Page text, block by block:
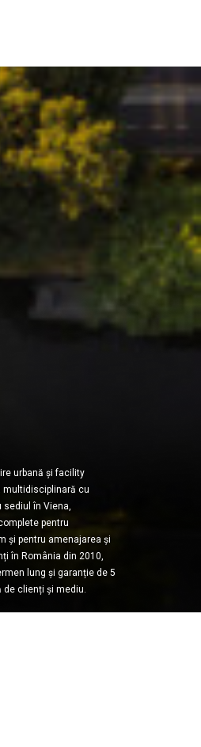
urbană și facility
multidisciplinară cu
sediul în Viena,
pentru
și pentru amenajarea și
în România din 2010,
lung și garanție de 5
de clienți și mediu.